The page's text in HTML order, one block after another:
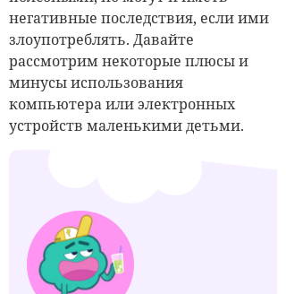
негативные последствия, если ими
злоупотреблять. Давайте
рассмотрим некоторые плюсы и
минусы использования
компьютера или электронных
устройств маленькими детьми.